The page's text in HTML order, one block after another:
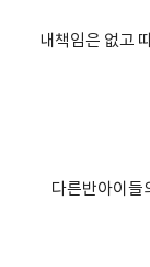
내책임은 없고
다른반아이들